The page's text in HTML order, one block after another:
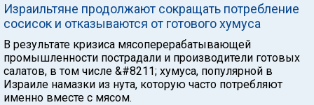
Израильтяне продолжают сокращать потребление
сосисок и отказываются от готового хумуса
В результате кризиса мясоперерабатывающей
промышленности пострадали и производители готовых
салатов, в том числе &#8211; хумуса, популярной в
Израиле намазки из нута, которую часто потребляют
именно вместе с мясом.